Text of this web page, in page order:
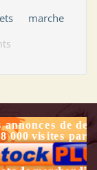
marche